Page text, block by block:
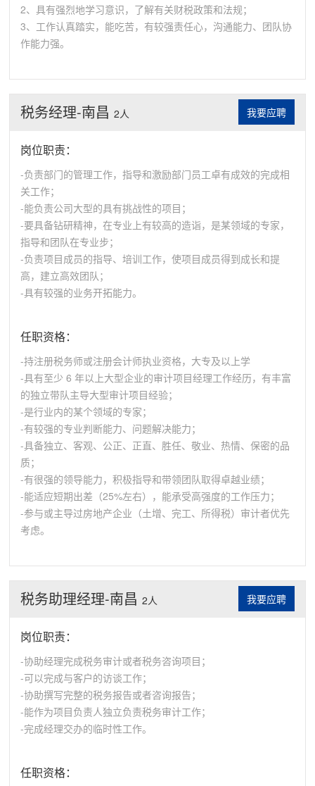
2、具有强烈地学习意识，了解有关财税政策和法规；
3、工作认真踏实，能吃苦，有较强责任心，沟通能力、团队协
作能力强。
税务经理-南昌2人 我要应聘
岗位职责：
-负责部门的管理工作，指导和激励部门员工卓有成效的完成相
关工作；
-能负责公司大型的具有挑战性的项目；
-要具备钻研精神，在专业上有较高的造诣，是某领域的专家，
指导和团队在专业步；
-负责项目成员的指导、培训工作，使项目成员得到成长和提
高，建立高效团队；
-具有较强的业务开拓能力。
任职资格：
-持注册税务师或注册会计师执业资格，大专及以上学
-具有至少 6 年以上大型企业的审计项目经理工作经历，有丰富
的独立带队主导大型审计项目经验；
-是行业内的某个领域的专家；
-有较强的专业判断能力、问题解决能力；
-具备独立、客观、公正、正直、胜任、敬业、热情、保密的品
质；
-有很强的领导能力，积极指导和带领团队取得卓越业绩；
-能适应短期出差（25%左右），能承受高强度的工作压力；
-参与或主导过房地产企业（土增、完工、所得税）审计者优先
考虑。
税务助理经理-南昌2人 我要应聘
岗位职责：
-协助经理完成税务审计或者税务咨询项目；
-可以完成与客户的访谈工作；
-协助撰写完整的税务报告或者咨询报告；
-能作为项目负责人独立负责税务审计工作；
-完成经理交办的临时性工作。
任职资格：